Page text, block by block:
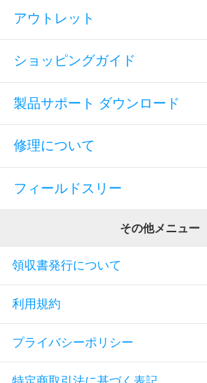
アウトレット
ショッピングガイド
製品サポート ダウンロード
修理について
フィールドスリー
その他メニュー
領収書発行について
利用規約
プライバシーポリシー